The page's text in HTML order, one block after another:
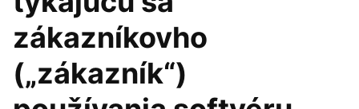
zákazníkovho
(„zákazník“)